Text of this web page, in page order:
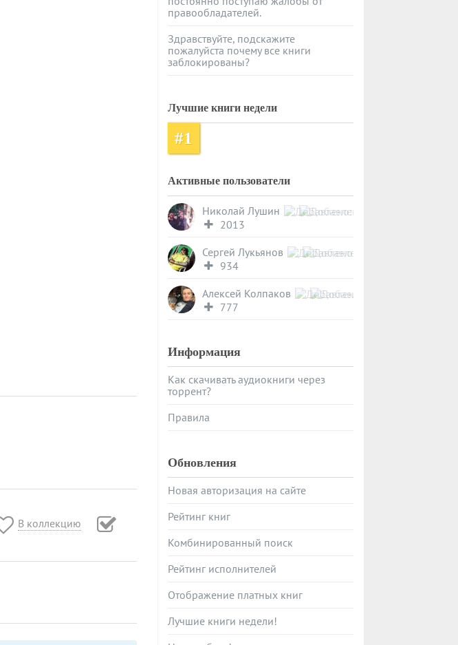
В коллекцию
правообладателей.
Здравствуйте, подскажите
пожалуйста почему все книги
заблокированы?
Лучшие книги недели
#1
Активные пользователи
Николай Лушин
2013
Сергей Лукьянов
934
Алексей Колпаков
777
Информация
Как скачивать аудиокниги через
торрент?
Правила
Обновления
Новая авторизация на сайте
Рейтинг книг
Комбинированный поиск
Рейтинг исполнителей
Отображение платных книг
Лучшие книги недели!